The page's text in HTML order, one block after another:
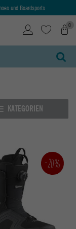
und Boardsports
0
KATEGORIEN
-20%